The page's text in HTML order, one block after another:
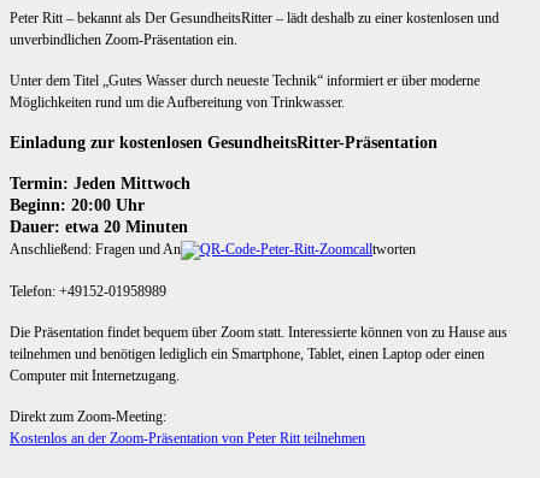
Peter Ritt – bekannt als Der GesundheitsRitter – lädt deshalb zu einer kostenlosen und
unverbindlichen Zoom-Präsentation ein.
Unter dem Titel „Gutes Wasser durch neueste Technik“ informiert er über moderne
Möglichkeiten rund um die Aufbereitung von Trinkwasser.
Einladung zur kostenlosen GesundheitsRitter-Präsentation
Termin: Jeden Mittwoch
Beginn: 20:00 Uhr
Dauer: etwa 20 Minuten
Anschließend: Fragen und An tworten
Telefon: +49152-01958989
Die Präsentation findet bequem über Zoom statt. Interessierte können von zu Hause aus
teilnehmen und benötigen lediglich ein Smartphone, Tablet, einen Laptop oder einen
Computer mit Internetzugang.
Direkt zum Zoom-Meeting:
Kostenlos an der Zoom-Präsentation von Peter Ritt teilnehmen